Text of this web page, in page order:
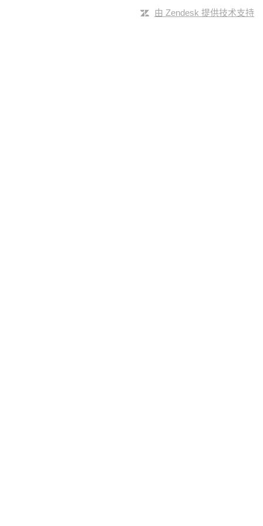
由 Zendesk 提供技术支持